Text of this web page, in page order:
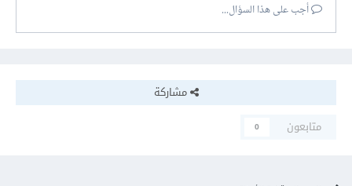
أجب على هذا السؤال...
مشاركة
متابعون
0